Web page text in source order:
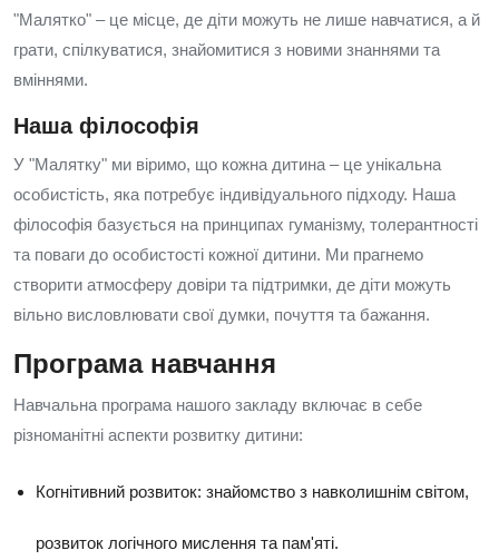
"Малятко" – це місце, де діти можуть не лише навчатися, а й
грати, спілкуватися, знайомитися з новими знаннями та
вміннями.
Наша філософія
У "Малятку" ми віримо, що кожна дитина – це унікальна
особистість, яка потребує індивідуального підходу. Наша
філософія базується на принципах гуманізму, толерантності
та поваги до особистості кожної дитини. Ми прагнемо
створити атмосферу довіри та підтримки, де діти можуть
вільно висловлювати свої думки, почуття та бажання.
Програма навчання
Навчальна програма нашого закладу включає в себе
різноманітні аспекти розвитку дитини:
Когнітивний розвиток: знайомство з навколишнім світом,
розвиток логічного мислення та пам'яті.